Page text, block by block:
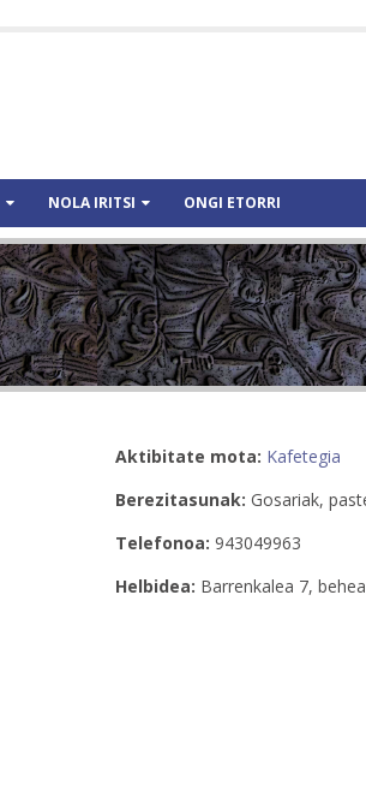
NOLA IRITSI ONGI ETORRI
Aktibitate mota: Kafetegia
Berezitasunak: Gosariak,
Telefonoa: 943049963
Helbidea: Barrenkalea 7,